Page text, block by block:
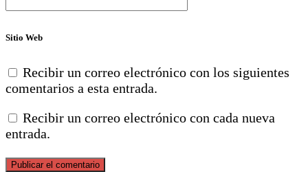
Sitio Web
Recibir un correo electrónico con los siguientes
comentarios a esta entrada.
Recibir un correo electrónico con cada nueva
entrada.